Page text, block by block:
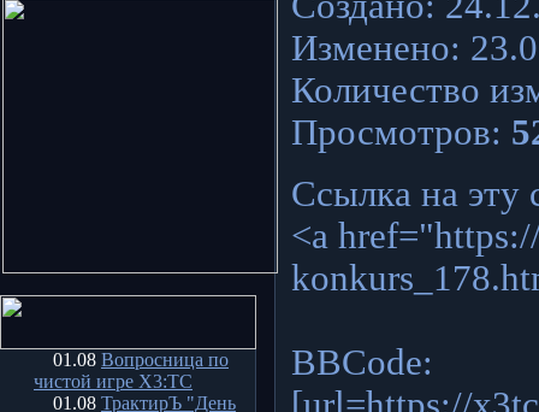
01.08 Вопросница по
чистой игре X3:TC
01.08 ТрактирЪ "День
Изменено:
Количество
Просмотров:
Ссылка на эту
<a
BBCode: